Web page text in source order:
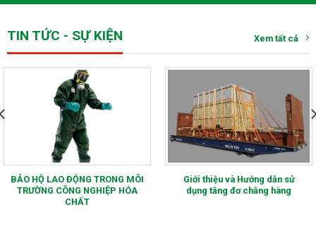
TIN TỨC - SỰ KIỆN Xem tất cả
BẢO HỘ LAO ĐỘNG TRONG MÔI
TRƯỜNG CÔNG NGHIỆP HÓA
CHẤT
Giới thiệu và Hướng dẫn sử
dụng tăng đơ chằng hàng